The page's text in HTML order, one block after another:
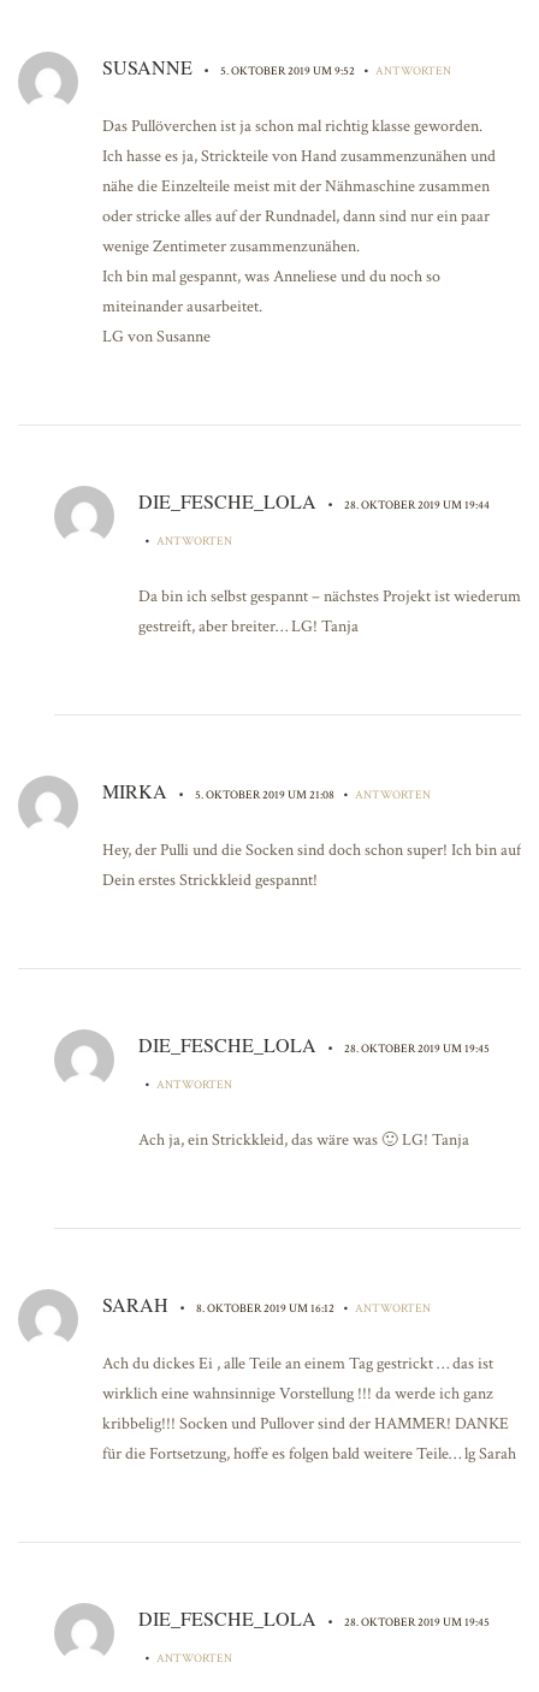
SUSANNE • 5. OKTOBER 2019 UM 9:52 • ANTWORTEN
Das Pullöverchen ist ja schon mal richtig klasse geworden.
Ich hasse es ja, Strickteile von Hand zusammenzunähen und
nähe die Einzelteile meist mit der Nähmaschine zusammen
oder stricke alles auf der Rundnadel, dann sind nur ein paar
wenige Zentimeter zusammenzunähen.
Ich bin mal gespannt, was Anneliese und du noch so
miteinander ausarbeitet.
LG von Susanne
DIE_FESCHE_LOLA • 28. OKTOBER 2019 UM 19:44
• ANTWORTEN
Da bin ich selbst gespannt – nächstes Projekt ist wiederum
gestreift, aber breiter… LG! Tanja
MIRKA • 5. OKTOBER 2019 UM 21:08 • ANTWORTEN
Hey, der Pulli und die Socken sind doch schon super! Ich bin auf
Dein erstes Strickkleid gespannt!
DIE_FESCHE_LOLA • 28. OKTOBER 2019 UM 19:45
• ANTWORTEN
Ach ja, ein Strickkleid, das wäre was 🙂 LG! Tanja
SARAH • 8. OKTOBER 2019 UM 16:12 • ANTWORTEN
Ach du dickes Ei , alle Teile an einem Tag gestrickt … das ist
wirklich eine wahnsinnige Vorstellung !!! da werde ich ganz
kribbelig!!! Socken und Pullover sind der HAMMER! DANKE
für die Fortsetzung, hoffe es folgen bald weitere Teile… lg Sarah
DIE_FESCHE_LOLA • 28. OKTOBER 2019 UM 19:45
• ANTWORTEN